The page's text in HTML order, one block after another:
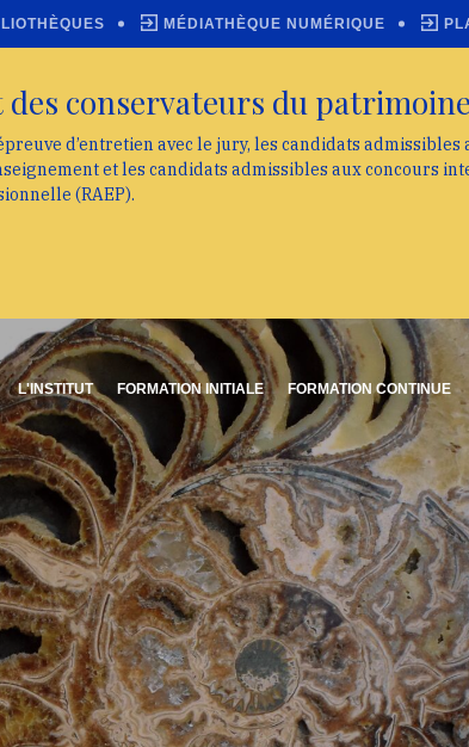
L'INSTITUT FORMATION INITIALE FORMATION CONTINUE
MÉDIATHÈQUE NUMÉRIQUE
conservateurs du patrimoine
d’entretien avec le jury, les candidats admissibles
et les candidats admissibles aux concours
(RAEP).